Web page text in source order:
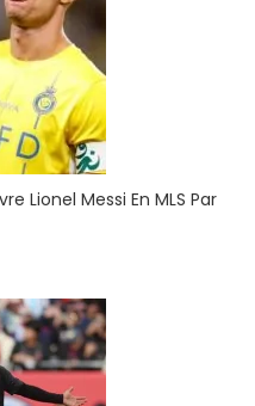
Lionel Messi En MLS Par